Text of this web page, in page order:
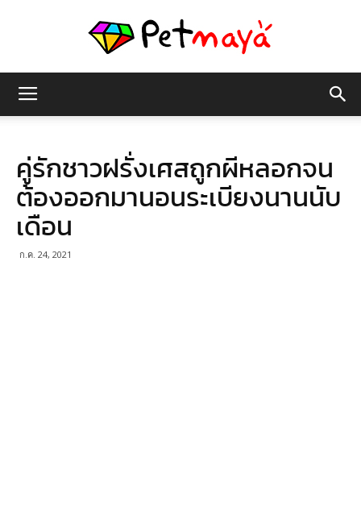
มายา
คู่รักชาวฝรั่งเศสถูกผีหลอกจน
ต้องออกมานอนระเบียงนานนับ
เดือน
ก.ค. 24, 2021